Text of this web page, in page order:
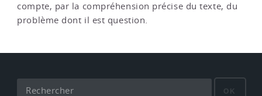
compte, par la compréhension précise du texte, du
problème dont il est question.
OK